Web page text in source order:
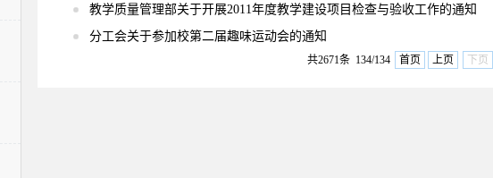
教学质量管理部关于开展2011年度教学建设项目检查与验收工作的通知
分工会关于参加校第二届趣味运动会的通知
共2671条 134/134 首页 上页 下页